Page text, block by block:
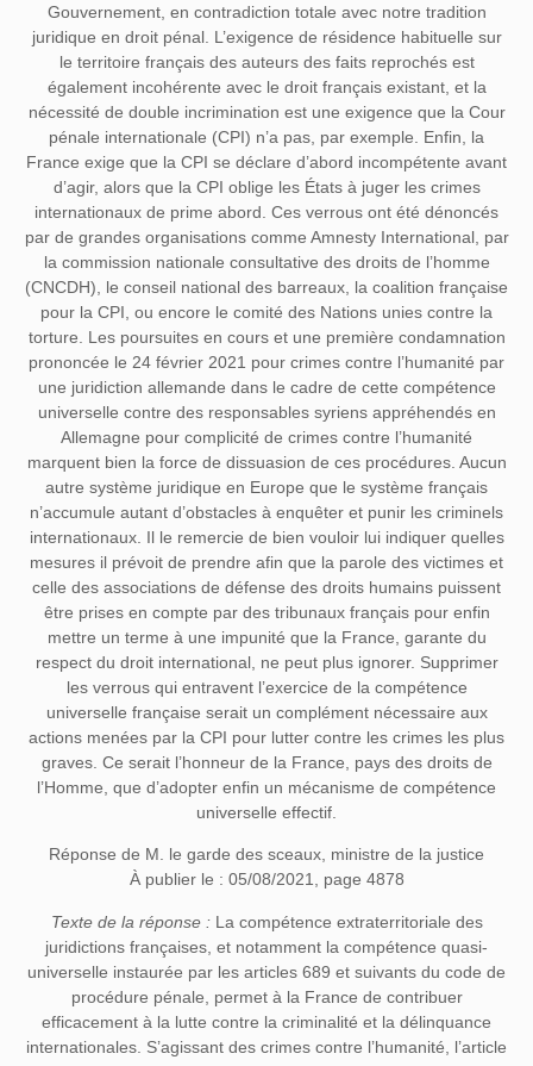
Gouvernement, en contradiction totale avec notre tradition
juridique en droit pénal. L’exigence de résidence habituelle sur
le territoire français des auteurs des faits reprochés est
également incohérente avec le droit français existant, et la
nécessité de double incrimination est une exigence que la Cour
pénale internationale (CPI) n’a pas, par exemple. Enfin, la
France exige que la CPI se déclare d’abord incompétente avant
d’agir, alors que la CPI oblige les États à juger les crimes
internationaux de prime abord. Ces verrous ont été dénoncés
par de grandes organisations comme Amnesty International, par
la commission nationale consultative des droits de l’homme
(CNCDH), le conseil national des barreaux, la coalition française
pour la CPI, ou encore le comité des Nations unies contre la
torture. Les poursuites en cours et une première condamnation
prononcée le 24 février 2021 pour crimes contre l’humanité par
une juridiction allemande dans le cadre de cette compétence
universelle contre des responsables syriens appréhendés en
Allemagne pour complicité de crimes contre l’humanité
marquent bien la force de dissuasion de ces procédures. Aucun
autre système juridique en Europe que le système français
n’accumule autant d’obstacles à enquêter et punir les criminels
internationaux. Il le remercie de bien vouloir lui indiquer quelles
mesures il prévoit de prendre afin que la parole des victimes et
celle des associations de défense des droits humains puissent
être prises en compte par des tribunaux français pour enfin
mettre un terme à une impunité que la France, garante du
respect du droit international, ne peut plus ignorer. Supprimer
les verrous qui entravent l’exercice de la compétence
universelle française serait un complément nécessaire aux
actions menées par la CPI pour lutter contre les crimes les plus
graves. Ce serait l’honneur de la France, pays des droits de
l’Homme, que d’adopter enfin un mécanisme de compétence
universelle effectif.
Réponse de M. le garde des sceaux, ministre de la justice
À publier le : 05/08/2021, page 4878
Texte de la réponse :La compétence extraterritoriale des
juridictions françaises, et notamment la compétence quasi-
universelle instaurée par les articles 689 et suivants du code de
procédure pénale, permet à la France de contribuer
efficacement à la lutte contre la criminalité et la délinquance
internationales. S’agissant des crimes contre l’humanité, l’article